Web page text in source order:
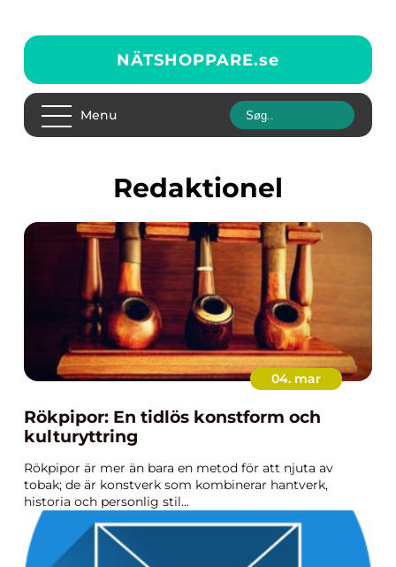
NÄTSHOPPARE.se
Menu
redaktionel
04. mar
Rökpipor: En tidlös konstform och
kulturyttring
Rökpipor är mer än bara en metod för att njuta av
tobak; de är konstverk som kombinerar hantverk,
historia och personlig stil...